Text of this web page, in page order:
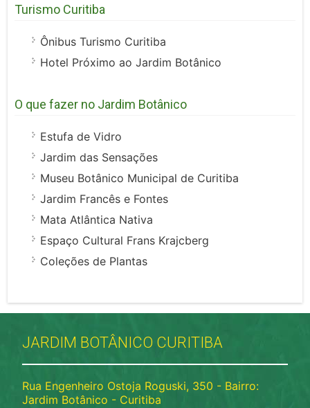
Turismo Curitiba
Ônibus Turismo Curitiba
Hotel Próximo ao Jardim Botânico
O que fazer no Jardim Botânico
Estufa de Vidro
Jardim das Sensações
Museu Botânico Municipal de Curitiba
Jardim Francês e Fontes
Mata Atlântica Nativa
Espaço Cultural Frans Krajcberg
Coleções de Plantas
JARDIM BOTÂNICO CURITIBA
Rua Engenheiro Ostoja Roguski, 350 - Bairro:
Jardim Botânico - Curitiba